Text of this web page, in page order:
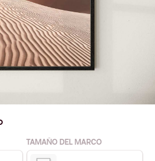
TAMAÑO DEL MARCO